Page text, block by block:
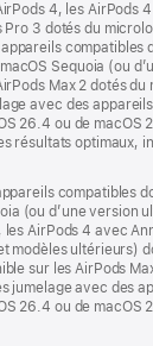
4, les AirPods
Pro 3 dotés du
compatibles
Sequoia (ou
Max 2 dotés
avec des
26.4 ou de macOS
résultats optimaux,
compatibles
(ou d’une version
AirPods 4 avec
modèles ultérieurs)
sur les AirPods
jumelage avec des
26.4 ou de macOS